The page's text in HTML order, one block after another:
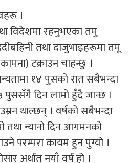
।
विदेशमा रहनुभएका तमु
तथा दाजुभाइहरूमा तमू
टक्राउन चाहन्छु ।
१४ पुसको रात सबैभन्दा
पुससँगै दिन लामो हुँदै जान्छ ।
थाल्छन् । वर्षको सबैभन्दा
तथा न्यानो दिन आगमनको
परम्परा कायम हुन पुग्यो ।
अर्थात् नयाँ वर्ष हो ।